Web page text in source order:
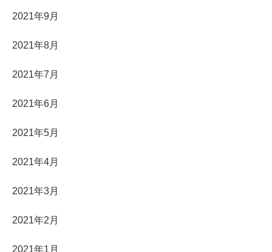
2021年9月
2021年8月
2021年7月
2021年6月
2021年5月
2021年4月
2021年3月
2021年2月
2021年1月